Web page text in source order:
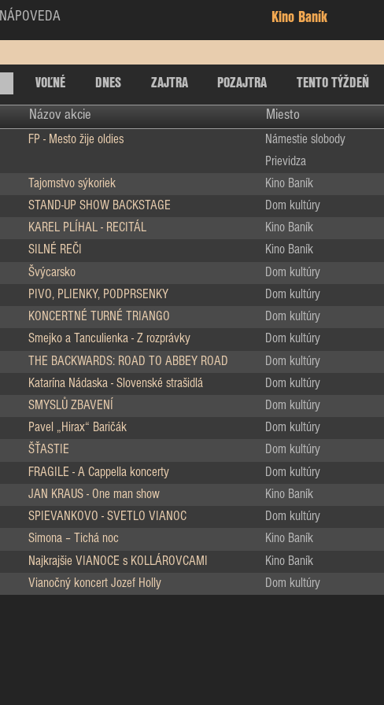
NÁPOVEDA Kino Baník
VOĽNÉ DNES ZAJTRA POZAJTRA TENTO TÝŽDEŇ
Názov akcie Miesto
FP - Mesto žije oldies
Námestie slobody
Prievidza
Tajomstvo sýkoriek Kino Baník
STAND-UP SHOW BACKSTAGE Dom kultúry
KAREL PLÍHAL - RECITÁL Kino Baník
SILNÉ REČI Kino Baník
Švýcarsko Dom kultúry
PIVO, PLIENKY, PODPRSENKY Dom kultúry
KONCERTNÉ TURNÉ TRIANGO Dom kultúry
Smejko a Tanculienka - Z rozprávky Dom kultúry
THE BACKWARDS: ROAD TO ABBEY ROAD Dom kultúry
Katarína Nádaska - Slovenské strašidlá Dom kultúry
SMYSLŮ ZBAVENÍ Dom kultúry
Pavel „Hirax“ Baričák Dom kultúry
ŠŤASTIE Dom kultúry
FRAGILE - A Cappella koncerty Dom kultúry
JAN KRAUS - One man show Kino Baník
SPIEVANKOVO - SVETLO VIANOC Dom kultúry
Simona – Tichá noc Kino Baník
Najkrajšie VIANOCE s KOLLÁROVCAMI Kino Baník
Vianočný koncert Jozef Holly Dom kultúry